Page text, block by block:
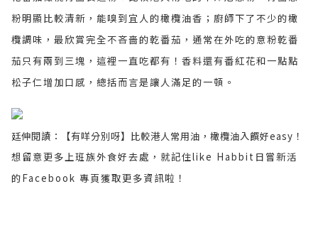
粉明顯比較清新，能嗅到宜人的橄欖油香；廚師下了不少的橄
欖調味，最欣賞完全不吝嗇的乾番茄，通常在外吃的意粉乾番
茄只有兩到三塊，這裡一直吃都有！香料還有番紅花和一點點
松子仁增加口感，總括而言是讓人滿足的一頓。
廷伸閱讀：【有咩分別呀】比較港人常用油，橄欖油入饌好easy！
想留意更多上班族外食好去處，就記住like Habbit日嘗新活
的Facebook 專頁獲取更多資訊啦！